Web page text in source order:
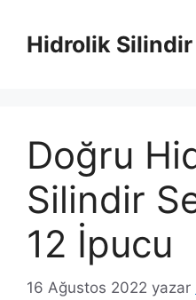
Hidrolik Silindir
Doğru
Silindir
12 İpucu
16 Ağustos 2022 yazar